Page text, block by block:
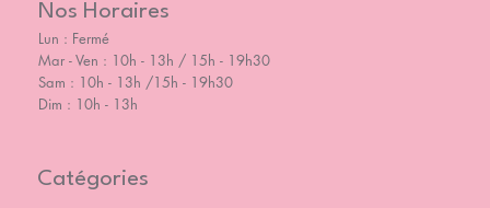
Nos Horaires
Lun : Fermé
Mar - Ven : 10h - 13h / 15h - 19h30
Sam : 10h - 13h /15h - 19h30
Dim : 10h - 13h
Catégories